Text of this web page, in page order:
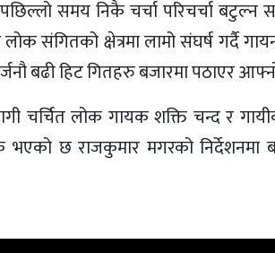
समय निकै चर्चा परिचर्चा
लोक संगितको क्षेत्रमा लामो संघर्ष
बढी हिट गितहरु बजारमा पठाएर
चर्चित लोक गायक शक्ति चन्द र
भएको छ राजकुमार मगरको